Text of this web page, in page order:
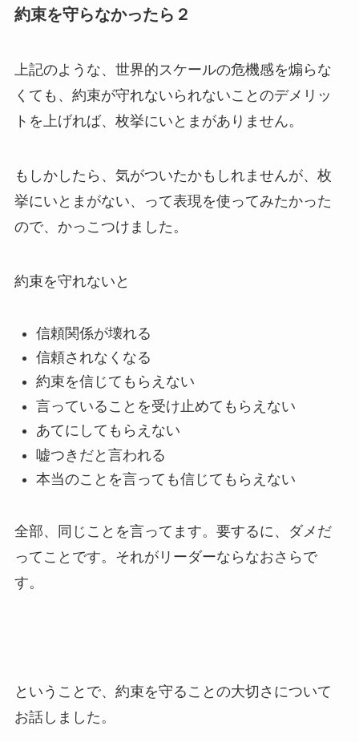
約束を守らなかったら２
上記のような、世界的スケールの危機感を煽らな
くても、約束が守れないられないことのデメリッ
トを上げれば、枚挙にいとまがありません。
もしかしたら、気がついたかもしれませんが、枚
挙にいとまがない、って表現を使ってみたかった
ので、かっこつけました。
約束を守れないと
信頼関係が壊れる
信頼されなくなる
約束を信じてもらえない
言っていることを受け止めてもらえない
あてにしてもらえない
嘘つきだと言われる
本当のことを言っても信じてもらえない
全部、同じことを言ってます。要するに、ダメだ
ってことです。それがリーダーならなおさらで
す。
ということで、約束を守ることの大切さについて
お話しました。